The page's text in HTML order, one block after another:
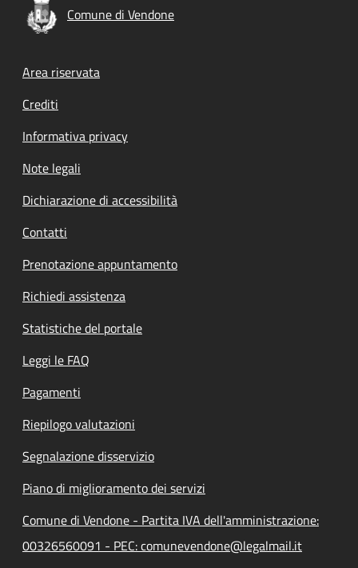
Comune di Vendone
Footer menu
Area riservata
Crediti
Informativa privacy
Note legali
Dichiarazione di accessibilità
Contatti
Prenotazione appuntamento
Richiedi assistenza
Statistiche del portale
Leggi le FAQ
Pagamenti
Riepilogo valutazioni
Segnalazione disservizio
Piano di miglioramento dei servizi
Comune di Vendone - Partita IVA dell'amministrazione:
00326560091 - PEC: comunevendone@legalmail.it